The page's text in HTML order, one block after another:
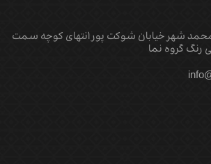
شهر خیابان شوکت پور انتهای کوچه سمت
گروه نما